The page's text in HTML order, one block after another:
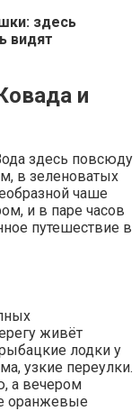
здесь
видят
и
здесь повсюду
в зеленоватых
чаше
и в паре часов
путешествие в
живёт
лодки у
узкие переулки.
а вечером
оранжевые